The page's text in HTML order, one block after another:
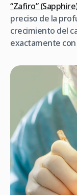
“Zafiro”
preciso de la
crecimiento del
exactamente